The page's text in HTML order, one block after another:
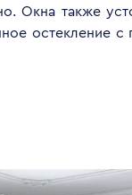
Окна также
остекление с